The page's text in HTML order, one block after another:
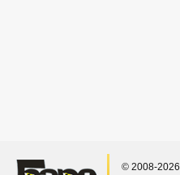
© 2008-2026